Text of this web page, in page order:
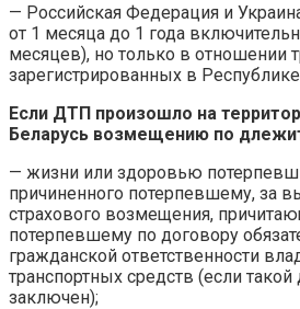
— Российская Федерация и
от 1 месяца до 1 года
месяцев), но только в отношении
зарегистрированных в
Если ДТП произошло на
Беларусь возмещению по
— жизни или здоровью
причиненного потерпевшему, за
страхового возмещения,
потерпевшему по договору
гражданской ответственности
транспортных средств (если
заключен);